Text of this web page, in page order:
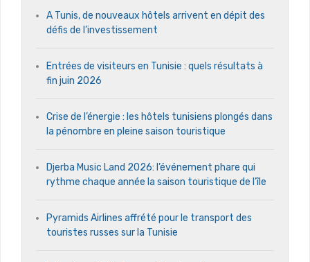
A Tunis, de nouveaux hôtels arrivent en dépit des
défis de l’investissement
Entrées de visiteurs en Tunisie : quels résultats à
fin juin 2026
Crise de l’énergie : les hôtels tunisiens plongés dans
la pénombre en pleine saison touristique
Djerba Music Land 2026: l’événement phare qui
rythme chaque année la saison touristique de l’île
Pyramids Airlines affrété pour le transport des
touristes russes sur la Tunisie